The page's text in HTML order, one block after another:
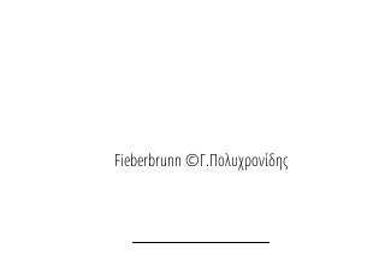
Fieberbrunn ©Γ.Πολυχρονίδης